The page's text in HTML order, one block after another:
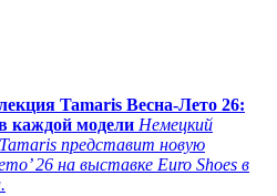
Tamaris Весна-Лето 26:
каждой модели Немецкий
Tamaris представит новую
26 на выставке Euro Shoes в